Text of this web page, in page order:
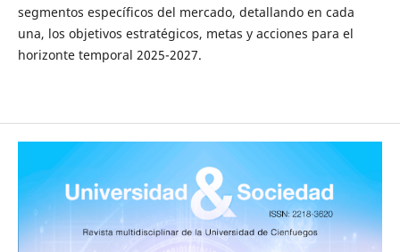
segmentos específicos del mercado, detallando en cada
una, los objetivos estratégicos, metas y acciones para el
horizonte temporal 2025-2027.